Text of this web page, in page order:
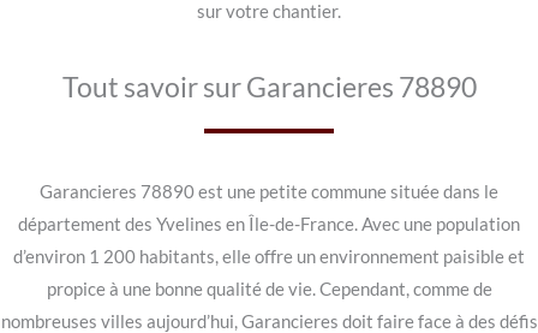
sur votre chantier.
Tout savoir sur Garancieres 78890
Garancieres 78890 est une petite commune située dans le
département des Yvelines en Île-de-France. Avec une population
d’environ 1 200 habitants, elle offre un environnement paisible et
propice à une bonne qualité de vie. Cependant, comme de
nombreuses villes aujourd’hui, Garancieres doit faire face à des défis